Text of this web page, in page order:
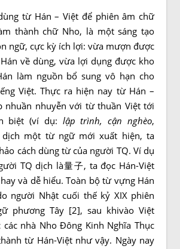
từ Hán – Việt để phiên âm chữ
thành chữ Nho, là một sáng tạo
ngữ, cực kỳ ích lợi: vừa mượn được
về dùng, vừa lợi dụng được kho
làm nguồn bổ sung vô hạn cho
Việt. Thực ra hiện nay từ Hán –
nhuần nhuyễn với từ thuần Việt tới
biệt (ví dụ: lập trình, cận nghèo,
dịch một từ ngữ mới xuất hiện, ta
cách dùng từ của người TQ. Ví dụ
TQ dịch là量子, ta đọc Hán-Việt
và dễ hiểu. Toàn bộ từ vựng Hán
người Nhật cuối thế kỷ XIX phiên
phương Tây [2], sau khivào Việt
nhà Nho Đông Kinh Nghĩa Thục
từ Hán-Việt như vậy. Ngày nay